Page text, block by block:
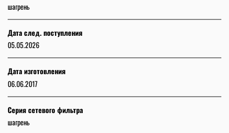
шагрень
Дата след. поступления
05.05.2026
Дата изготовления
06.06.2017
Серия сетевого фильтра
шагрень